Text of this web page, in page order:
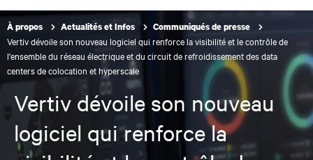
À propos Actualités et Infos Communiqués de presse
Vertiv dévoile son nouveau logiciel qui renforce la visibilité et le contrôle de
l'ensemble du réseau électrique et du circuit de refroidissement des data
centers de colocation et hyperscale
Vertiv dévoile son nouveau
logiciel qui renforce la